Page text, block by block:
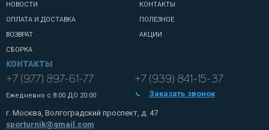
НОВОСТИ
ОПЛАТА И ДОСТАВКА
ВОЗВРАТ
СБОРКА
КОНТАКТЫ
ПОЛЕЗНОЕ
АКЦИИ
Контакты
+7 (977) 897-61-77
Ежедневно с 8:00 ДО 20:00
+7 (939) 841-15-37
Заказать звонок
г. Москва, Волгоградский проспект, д. 47
sporturnik@gmail.com